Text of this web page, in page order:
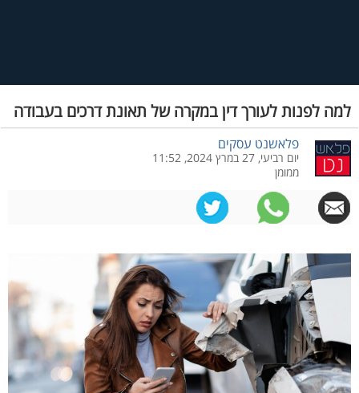
למה לפנות לעורך דין במקרה של תאונת דרכים בעבודה
פלאשנט עסקים
יום רביעי, 27 במרץ 2024, 11:52
ממומן